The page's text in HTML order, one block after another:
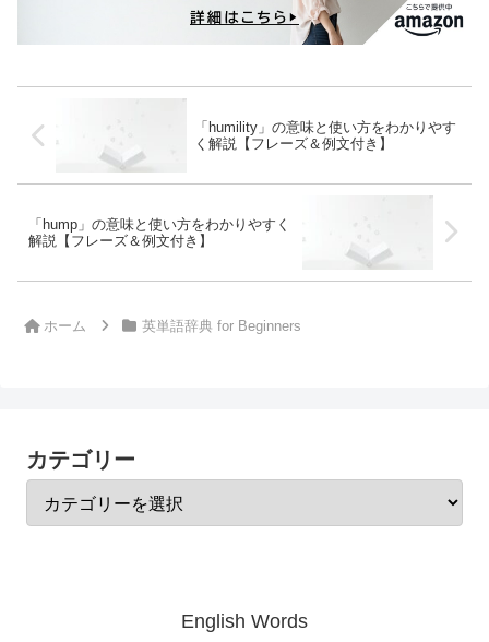
「humility」の意味と使い方をわかりやす
く解説【フレーズ＆例文付き】
「hump」の意味と使い方をわかりやすく
解説【フレーズ＆例文付き】
ホーム 英単語辞典 for Beginners
カテゴリー
English Words